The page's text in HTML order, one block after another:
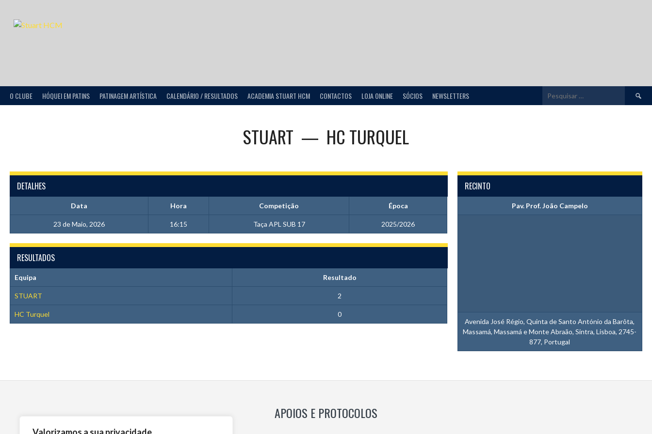
O CLUBE HÓQUEI EM PATINS PATINAGEM ARTÍSTICA CALENDÁRIO / RESULTADOS ACADEMIA STUART HCM CONTACTOS LOJA ONLINE SÓCIOS NEWSLETTERS
por:
STUART — HC TURQUEL
DETALHES
Data Hora Competição Época
23 de Maio, 2026 16:15 Taça APL SUB 17 2025/2026
RECINTO
Pav. Prof. João Campelo
Avenida José Régio, Quinta de Santo António da Barôta,
Massamá, Massamá e Monte Abraão, Sintra, Lisboa, 2745-
877, Portugal
RESULTADOS
Equipa Resultado
STUART 2
HC Turquel 0
APOIOS E PROTOCOLOS